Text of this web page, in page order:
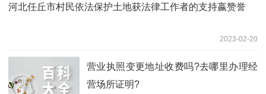
河北任丘市村民依法保护土地获法律工作者的支持嬴赞誉
2023-02-20
营业执照变更地址收费吗?去哪里办理经
营场所证明?